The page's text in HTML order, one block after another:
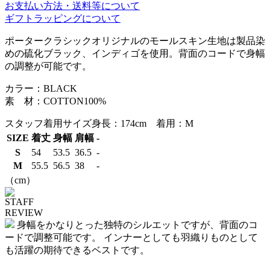
お支払い方法・送料等について
ギフトラッピングについて
ポータークラシックオリジナルのモールスキン生地は製品染
めの硫化ブラック、インディゴを使用。背面のコードで身幅
の調整が可能です。
カラー：BLACK
素 材：COTTON100%
スタッフ着用サイズ身長：174cm 着用：M
SIZE 着丈 身幅 肩幅 -
S
54 53.5 36.5 -
M
55.5 56.5 38
-
（cm）
STAFF
REVIEW
身幅をかなりとった独特のシルエットですが、背面のコ
ードで調整可能です。 インナーとしても羽織りものとして
も活躍の期待できるベストです。